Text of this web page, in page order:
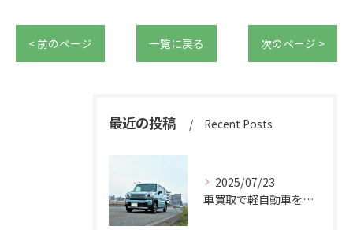
< 前のページ 一覧に戻る 次のページ >
最近の投稿 Recent Posts
2025/07/23
車買取で軽自動車を千葉県市原市で高く売るための相場と査定ポイント